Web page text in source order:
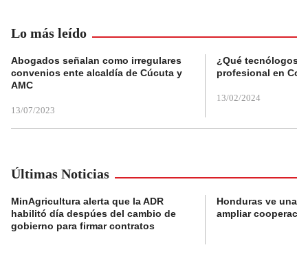
Lo más leído
Abogados señalan como irregulares
convenios ente alcaldía de Cúcuta y
AMC
13/07/2023
¿Qué tecnólogos
profesional en
13/02/2024
Últimas Noticias
MinAgricultura alerta que la ADR
habilitó día despúes del cambio de
gobierno para firmar contratos
Honduras ve una
ampliar